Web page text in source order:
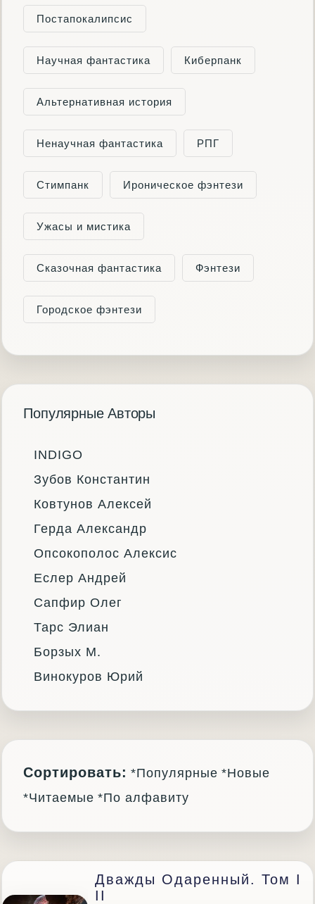
Постапокалипсис
Научная фантастика Киберпанк
Альтернативная история
Ненаучная фантастика РПГ
Стимпанк Ироническое фэнтези
Ужасы и мистика
Сказочная фантастика Фэнтези
Городское фэнтези
Популярные Авторы
INDIGO
Зубов Константин
Ковтунов Алексей
Герда Александр
Опсокополос Алексис
Еслер Андрей
Сапфир Олег
Тарс Элиан
Борзых М.
Винокуров Юрий
Сортировать: *Популярные *Новые
*Читаемые *По алфавиту
Дважды Одаренный. Том I
II